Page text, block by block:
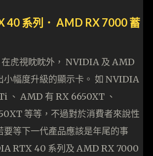
40 系列． AMD RX 7000 蓄
虎視眈眈外， NVIDIA 及 AMD
小幅度升級的顯示卡。 如 NVIDIA
、 AMD 有 RX 6650XT 、
等等，不過對於消費者來說性
要等下一代產品應該是年尾的事
RTX 40 系列及 AMD RX 7000